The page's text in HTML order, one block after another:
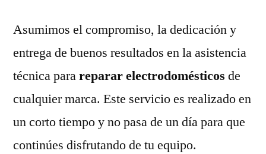
Asumimos el compromiso, la dedicación y
entrega de buenos resultados en la asistencia
técnica parareparar electrodomésticos de
cualquier marca. Este servicio es realizado en
un corto tiempo y no pasa de un día para que
continúes disfrutando de tu equipo.